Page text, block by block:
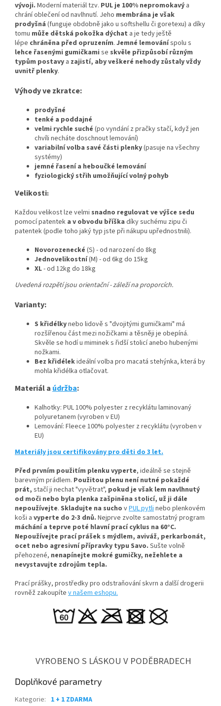
vývoji. Moderní materiál tzv. PUL je 100% nepromokavý a
chrání oblečení od navlhnutí. Jeho membrána je však
prodyšná (funguje obdobně jako u softshellu či goretexu) a díky
tomu může dětská pokožka dýchat a je tedy ještě
lépe chráněna před opruzením. Jemné lemováníspolu s
lehce řasenými gumičkami se skvěle přizpůsobí různým
typům postavy a zajistí, aby veškeré nehody zůstaly vždy
uvnitř plenky.
Výhody ve zkratce:
prodyšné
tenké a poddajné
velmi rychle suché (po vyndání z pračky stačí, když jen
chvíli necháte doschnout lemování)
variabilní volba savé části plenky(pasuje na všechny
systémy)
jemné řasení a heboučké lemování
fyziologický střih umožňující volný pohyb
Velikosti:
Každou velikost lze velmi snadno regulovat ve výšce sedu
pomocí patentek a v obvodu bříška díky suchému zipu či
patentek (podle toho jaký typ jste při nákupu upřednostnili).
Novorozenecké (S) - od narození do 8kg
Jednovelikostní(M) - od 6kg do 15kg
XL- od 12kg do 18kg
Uvedená rozpětí jsou orientační - záleží na proporcích.
Varianty:
S křidélkynebo lidově s "dvojitými gumičkami" má
rozšířenou část mezi nožičkami a těsněji je obepíná.
Skvěle se hodí u miminek s řidší stolicí anebo hubenými
nožkami.
Bez křidélekideální volba pro macatá stehýnka, která by
mohla křidélka otlačovat.
Materiál a údržba:
Kalhotky: PUL 100% polyester z recyklátu laminovaný
polyuretanem (vyroben v EU)
Lemování: Fleece 100% polyester z recyklátu (vyroben v
EU)
Materiály jsou certifikovány pro děti do 3 let.
Před prvním použitím plenku vyperte, ideálně se stejně
barevným prádlem. Použitou plenu není nutné pokaždé
prát, stačí ji nechat "vyvětrat", pokud je však lem navlhnutý
od moči nebo byla plenka zašpiněna stolicí, už ji dále
nepoužívejte. Skladujte na sucho vPUL pytlinebo plenkovém
koši a vyperte do 2-3 dnů. Nejprve zvolte samostatný program
máchání a teprve poté hlavní prací cyklus na 60°C.
Nepoužívejte prací prášek s mýdlem, aviváž, perkarbonát,
ocet nebo agresivní přípravky typu Savo. Sušte volně
přehozené, nenapínejte mokré gumičky, nežehlete a
nevystavujte zdrojům tepla.
Prací prášky, prostředky pro odstraňování skvrn a další drogerii
rovněž zakoupíte v našem eshopu.
VYROBENO S LÁSKOU V PODĚBRADECH
Doplňkové parametry
Kategorie: 1 + 1 ZDARMA